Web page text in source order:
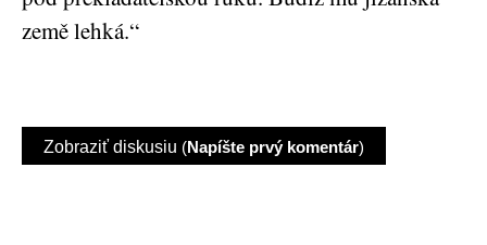
země lehká.“
Zobraziť diskusiu (Napíšte prvý komentár)